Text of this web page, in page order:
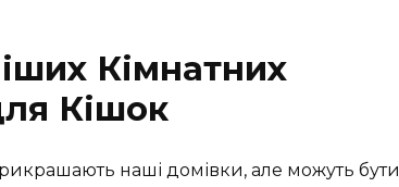
Кімнатних
Кішок
наші домівки, але можуть бути